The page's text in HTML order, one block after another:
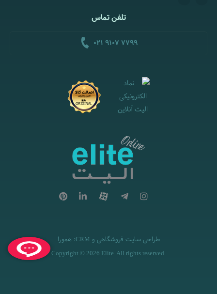
تلفن تماس
021 9107 7799
طراحی سایت فروشگاهی و CRM
: همورا
Copyright © 2026 Elite. All rights reserved.